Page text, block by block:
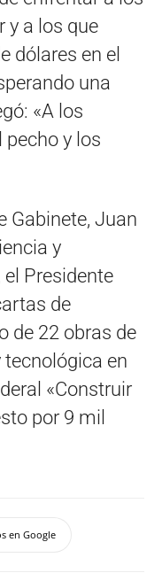
y a los que
dólares en el
una
«A los
pecho y los
Gabinete, Juan
y
Presidente
de
de 22 obras de
en
«Construir
por 9 mil
en Google